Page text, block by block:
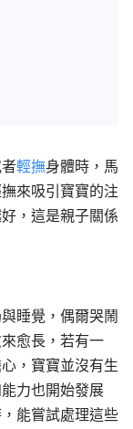
輕撫身體時，馬
來吸引寶寶的注
，這是親子關係
睡覺，偶爾哭鬧
愈長，若有一
，寶寶並沒有生
力也開始發展
能嘗試處理這些